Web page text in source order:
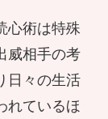
霊体験
愛運
たな
！大
心術は特殊
威相手の考
日々の生活
れているほ